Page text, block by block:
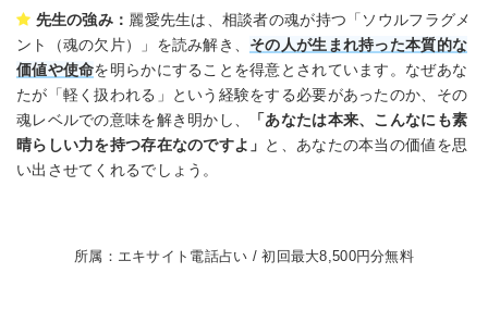
先生の強み： 麗愛先生は、相談者の魂が持つ「ソウルフラグメ
ント（魂の欠片）」を読み解き、 その人が生まれ持った本質的な
価値や使命を明らかにすることを得意とされています。なぜあな
たが「軽く扱われる」という経験をする必要があったのか、その
魂レベルでの意味を解き明かし、
「あなたは本来、こんなにも素
晴らしい力を持つ存在なのですよ」 と、あなたの本当の価値を思
い出させてくれるでしょう。
所属：エキサイト電話占い / 初回最大8,500円分無料